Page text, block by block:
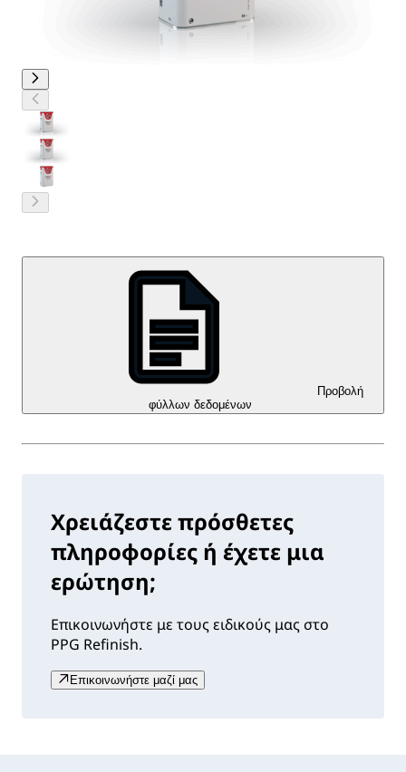
Προβολή
φύλλων δεδομένων
Χρειάζεστε πρόσθετες
πληροφορίες ή έχετε μια
ερώτηση;
Επικοινωνήστε με τους ειδικούς μας στο
PPG Refinish.
Επικοινωνήστε μαζί μας